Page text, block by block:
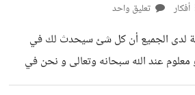
أفكار تعليق واحد
لدى الجميع أن كل شئ سيحدث لك في
عند الله سبحانه وتعالى و نحن في
المشكلة الكبرى هي استخدام سلطة كلمة (